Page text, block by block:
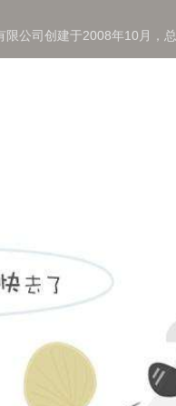
限公司创建于2008年10月，总